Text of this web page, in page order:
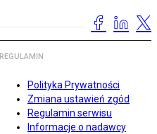
REGULAMIN
Polityka Prywatności
Zmiana ustawień zgód
Regulamin serwisu
Informacje o nadawcy